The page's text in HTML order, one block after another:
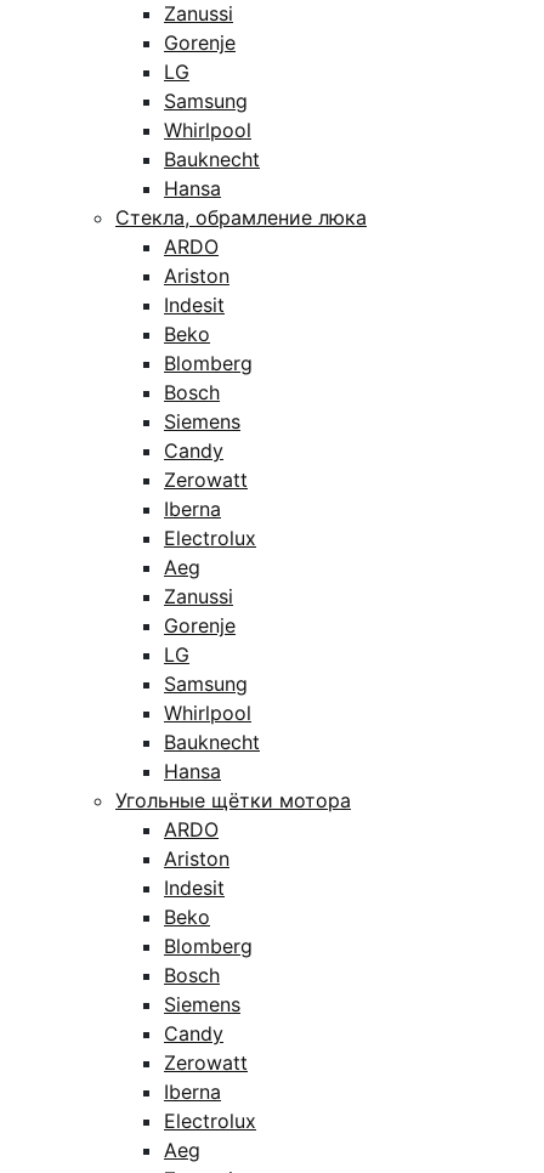
Zanussi
Gorenje
LG
Samsung
Whirlpool
Bauknecht
Hansa
Стекла, обрамление люка
ARDO
Ariston
Indesit
Beko
Blomberg
Bosch
Siemens
Candy
Zerowatt
Iberna
Electrolux
Aeg
Zanussi
Gorenje
LG
Samsung
Whirlpool
Bauknecht
Hansa
Угольные щётки мотора
ARDO
Ariston
Indesit
Beko
Blomberg
Bosch
Siemens
Candy
Zerowatt
Iberna
Electrolux
Aeg